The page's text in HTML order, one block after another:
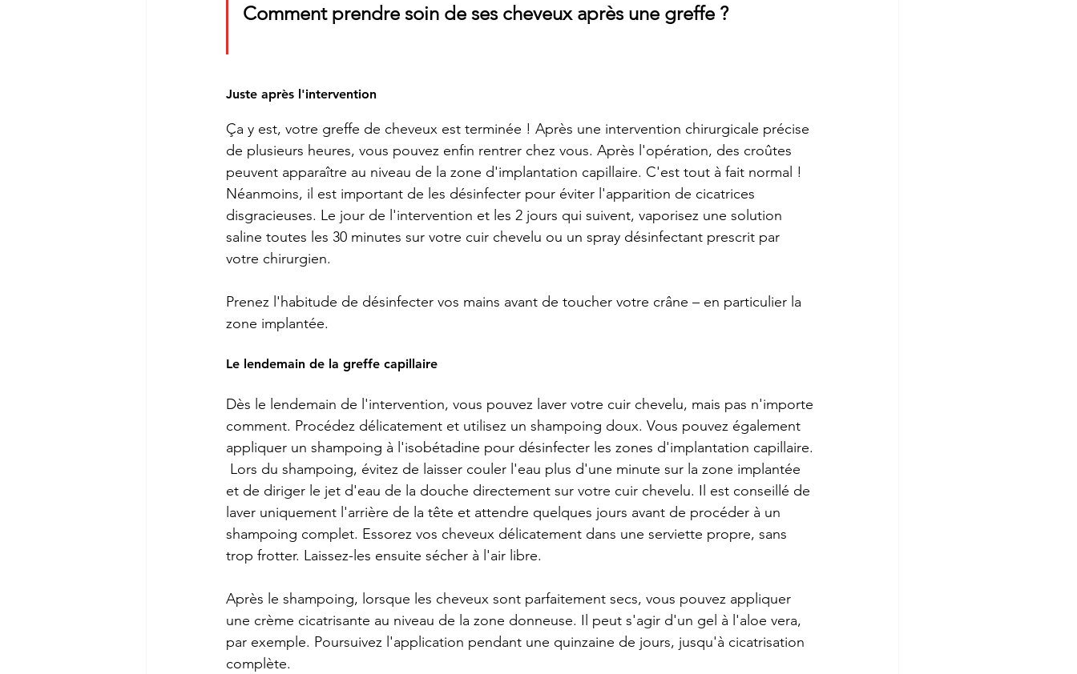
Comment prendre soin de ses cheveux après une greffe ?
Juste après l'intervention
Ça y est, votre greffe de cheveux est terminée ! Après une intervention chirurgicale précise
de plusieurs heures, vous pouvez enfin rentrer chez vous. Après l'opération, des croûtes
peuvent apparaître au niveau de la zone d'implantation capillaire. C'est tout à fait normal !
Néanmoins, il est important de les désinfecter pour éviter l'apparition de cicatrices
disgracieuses. Le jour de l'intervention et les 2 jours qui suivent, vaporisez une solution
saline toutes les 30 minutes sur votre cuir chevelu ou un spray désinfectant prescrit par
votre chirurgien.
Prenez l'habitude de désinfecter vos mains avant de toucher votre crâne – en particulier la
zone implantée.
Le lendemain de la greffe capillaire
Dès le lendemain de l'intervention, vous pouvez laver votre cuir chevelu, mais pas n'importe
comment. Procédez délicatement et utilisez un shampoing doux. Vous pouvez également
appliquer un shampoing à l'isobétadine pour désinfecter les zones d'implantation capillaire.
Lors du shampoing, évitez de laisser couler l'eau plus d'une minute sur la zone implantée
et de diriger le jet d'eau de la douche directement sur votre cuir chevelu. Il est conseillé de
laver uniquement l'arrière de la tête et attendre quelques jours avant de procéder à un
shampoing complet. Essorez vos cheveux délicatement dans une serviette propre, sans
trop frotter. Laissez-les ensuite sécher à l'air libre.
Après le shampoing, lorsque les cheveux sont parfaitement secs, vous pouvez appliquer
une crème cicatrisante au niveau de la zone donneuse. Il peut s'agir d'un gel à l'aloe vera,
par exemple. Poursuivez l'application pendant une quinzaine de jours, jusqu'à cicatrisation
complète.